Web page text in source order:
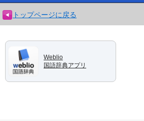
トップページに戻る
Weblio
国語辞典アプリ